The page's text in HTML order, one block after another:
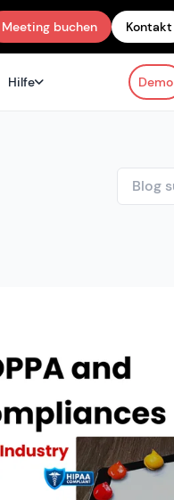
Meeting buchen Kontakt
Hilfe Demo